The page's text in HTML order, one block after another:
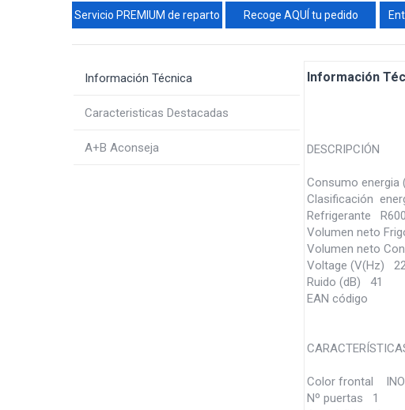
Servicio PREMIUM de reparto Recoge AQUÍ tu pedido
Información Técnica
Caracteristicas Destacadas
A+B Aconseja
Información
DESCRIPCIÓN
Consumo
Clasificación
Refrigerante
Volumen neto
Volumen neto
Voltage (V(Hz)
Ruido (dB) 41
EAN código
Color frontal
Nº puertas 1